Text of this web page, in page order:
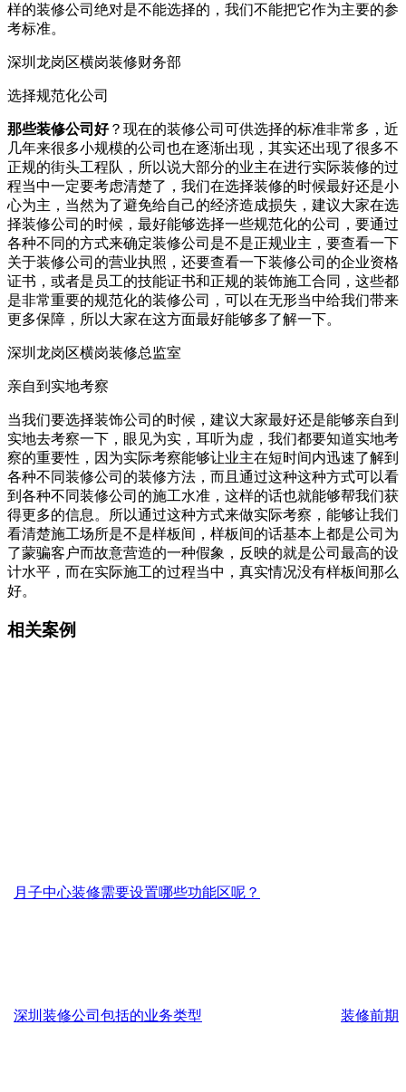
样的装修公司绝对是不能选择的，我们不能把它作为主要的参
考标准。
深圳龙岗区横岗装修财务部
选择规范化公司
那些装修公司好？现在的装修公司可供选择的标准非常多，近
几年来很多小规模的公司也在逐渐出现，其实还出现了很多不
正规的街头工程队，所以说大部分的业主在进行实际装修的过
程当中一定要考虑清楚了，我们在选择装修的时候最好还是小
心为主，当然为了避免给自己的经济造成损失，建议大家在选
择装修公司的时候，最好能够选择一些规范化的公司，要通过
各种不同的方式来确定装修公司是不是正规业主，要查看一下
关于装修公司的营业执照，还要查看一下装修公司的企业资格
证书，或者是员工的技能证书和正规的装饰施工合同，这些都
是非常重要的规范化的装修公司，可以在无形当中给我们带来
更多保障，所以大家在这方面最好能够多了解一下。
深圳龙岗区横岗装修总监室
亲自到实地考察
当我们要选择装饰公司的时候，建议大家最好还是能够亲自到
实地去考察一下，眼见为实，耳听为虚，我们都要知道实地考
察的重要性，因为实际考察能够让业主在短时间内迅速了解到
各种不同装修公司的装修方法，而且通过这种这种方式可以看
到各种不同装修公司的施工水准，这样的话也就能够帮我们获
得更多的信息。所以通过这种方式来做实际考察，能够让我们
看清楚施工场所是不是样板间，样板间的话基本上都是公司为
了蒙骗客户而故意营造的一种假象，反映的就是公司最高的设
计水平，而在实际施工的过程当中，真实情况没有样板间那么
好。
相关案例
月子中心装修需要设置哪些功能区呢？
深圳装修公司包括的业务类型 装修前期